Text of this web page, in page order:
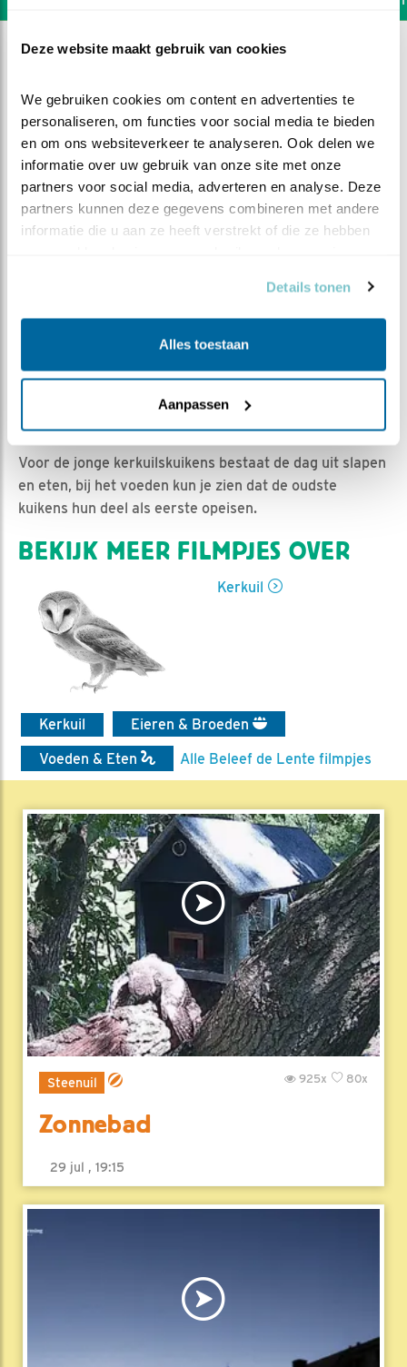
Deze website maakt gebruik van cookies
We gebruiken cookies om content en advertenties te
personaliseren, om functies voor social media te bieden
en om ons websiteverkeer te analyseren. Ook delen we
informatie over uw gebruik van onze site met onze
partners voor social media, adverteren en analyse. Deze
partners kunnen deze gegevens combineren met andere
informatie die u aan ze heeft verstrekt of die ze hebben
Details tonen
Alles toestaan
Aanpassen
Groeien
Ed Hoogkamer | Geplaatst op 6 mei 2019, 9:27 |
ik leuk| Bewaar dit filmpje|
1132x
Voor de jonge kerkuilskuikens bestaat de dag uit slapen
en eten, bij het voeden kun je zien dat de oudste
kuikens hun deel als eerste opeisen.
BEKIJK MEER FILMPJES OVER
Kerkuil
Kerkuil
Eieren & Broeden
Voeden & Eten
Alle Beleef de Lente filmpjes
Steenuil 80x
925x
Zonnebad
29 jul , 19:15